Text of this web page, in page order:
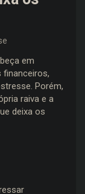
em
Porém,
raiva e a
deixa os